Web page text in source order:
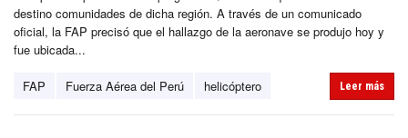
destino comunidades de dicha región. A través de un comunicado
oficial, la FAP precisó que el hallazgo de la aeronave se produjo hoy y
fue ubicada...
FAP Fuerza Aérea del Perú helicóptero Leer más